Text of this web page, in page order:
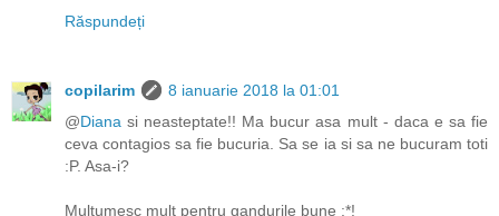
Răspundeți
copilarim
8 ianuarie 2018 la 01:01
@Diana si neasteptate!! Ma bucur asa mult - daca e sa fie
ceva contagios sa fie bucuria. Sa se ia si sa ne bucuram toti
:P. Asa-i?
Multumesc mult pentru gandurile bune :*!